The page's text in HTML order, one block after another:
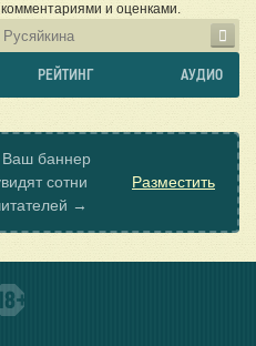
и оценками.
РЕЙТИНГ АУДИО
Ваш баннер
сотни
→
Разместить